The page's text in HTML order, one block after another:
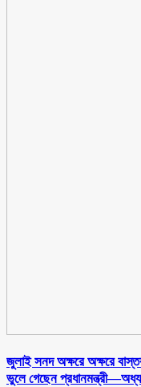
জুলাই সনদ অক্ষরে অক্ষরে
ভুলে গেছেন